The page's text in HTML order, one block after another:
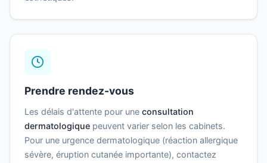
Prendre rendez-vous
Les délais d'attente pour une consultation
dermatologique peuvent varier selon les cabinets.
Pour une urgence dermatologique (réaction allergique
sévère, éruption cutanée importante), contactez